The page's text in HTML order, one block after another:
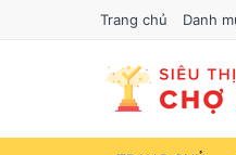
Trang chủ Danh